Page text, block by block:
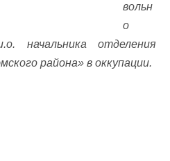
вольн
о
начальника отделения
района» в оккупации.